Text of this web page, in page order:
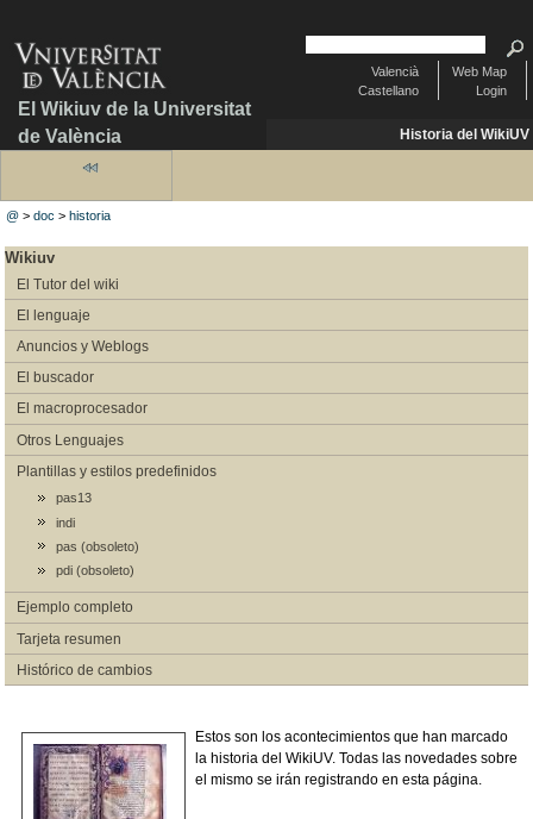
El Wikiuv de la Universitat
de València
Web Map
Login
Valencià
Castellano
Historia del WikiUV
@ >doc >historia
Wikiuv
El Tutor del wiki
El lenguaje
Anuncios y Weblogs
El buscador
El macroprocesador
Otros Lenguajes
Plantillas y estilos predefinidos
pas13
indi
pas (obsoleto)
pdi (obsoleto)
Ejemplo completo
Tarjeta resumen
Histórico de cambios
Estos son los acontecimientos que han marcado
la historia del WikiUV. Todas las novedades sobre
el mismo se irán registrando en esta página.